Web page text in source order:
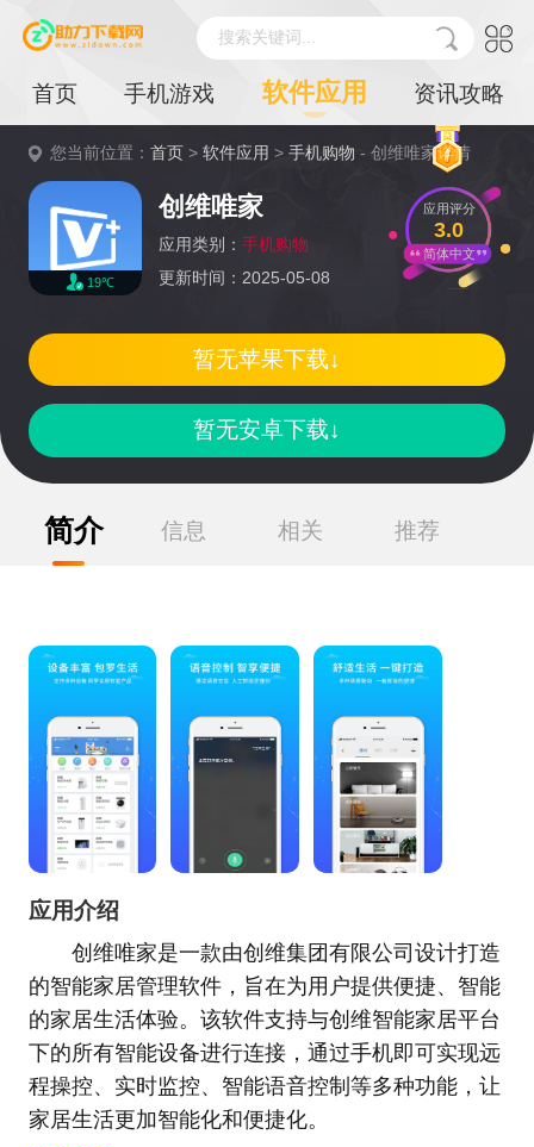
搜索关键词...
首页 手机游戏 软件应用 资讯攻略
您当前位置：首页 >软件应用 >手机购物 - 创维唯家详情
19℃
创维唯家
应用类别： 手机购物
更新时间：2025-05-08
应用评分
3.0
简体中文
暂无安卓下载↓
暂无苹果下载↓
简介 信息 相关 推荐
应用介绍
创维唯家是一款由创维集团有限公司设计打造
的智能家居管理软件，旨在为用户提供便捷、智能
的家居生活体验。该软件支持与创维智能家居平台
下的所有智能设备进行连接，通过手机即可实现远
程操控、实时监控、智能语音控制等多种功能，让
家居生活更加智能化和便捷化。